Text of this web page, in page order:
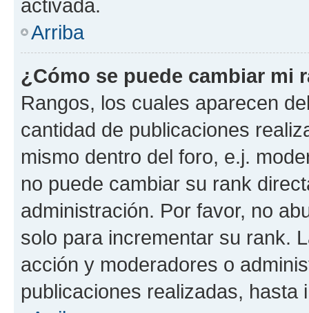
activada.
Arriba
¿Cómo se puede cambiar mi
Rangos, los cuales aparecen
cantidad de publicaciones
mismo dentro del foro, e.j.
no puede cambiar su rank
administración. Por favor, no
solo para incrementar su rank.
acción y moderadores o
publicaciones realizadas, hasta